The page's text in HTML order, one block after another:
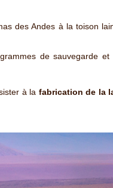
des Andes à la toison
de sauvegarde et
à la fabrication de la